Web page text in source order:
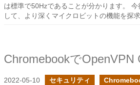
は標準で50Hzであることが分かります。
して、より深くマイクロビットの機能を探
2022-05-10 セキュリティ